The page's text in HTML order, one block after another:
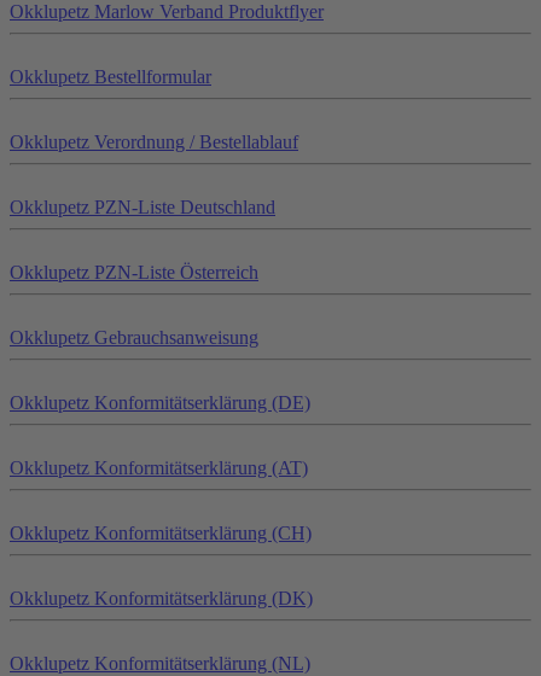
Okklupetz Marlow Verband Produktflyer
Okklupetz Bestellformular
Okklupetz Verordnung / Bestellablauf
Okklupetz PZN-Liste Deutschland
Okklupetz PZN-Liste Österreich
Okklupetz Gebrauchsanweisung
Okklupetz Konformitätserklärung (DE)
Okklupetz Konformitätserklärung (AT)
Okklupetz Konformitätserklärung (CH)
Okklupetz Konformitätserklärung (DK)
Okklupetz Konformitätserklärung (NL)